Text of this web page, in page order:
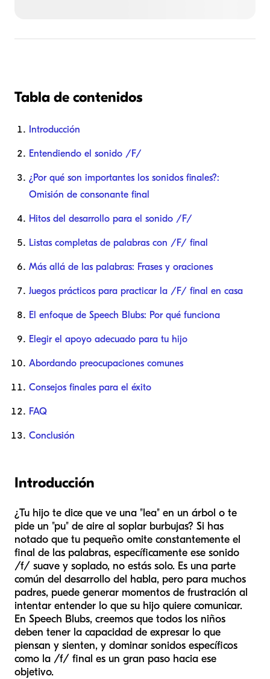
Tabla de contenidos
Introducción
Entendiendo el sonido /F/
¿Por qué son importantes los sonidos finales?:
Omisión de consonante final
Hitos del desarrollo para el sonido /F/
Listas completas de palabras con /F/ final
Más allá de las palabras: Frases y oraciones
Juegos prácticos para practicar la /F/ final en casa
El enfoque de Speech Blubs: Por qué funciona
Elegir el apoyo adecuado para tu hijo
Abordando preocupaciones comunes
Consejos finales para el éxito
FAQ
Conclusión
Introducción
¿Tu hijo te dice que ve una "lea" en un árbol o te
pide un "pu" de aire al soplar burbujas? Si has
notado que tu pequeño omite constantemente el
final de las palabras, específicamente ese sonido
/f/ suave y soplado, no estás solo. Es una parte
común del desarrollo del habla, pero para muchos
padres, puede generar momentos de frustración al
intentar entender lo que su hijo quiere comunicar.
En Speech Blubs, creemos que todos los niños
deben tener la capacidad de expresar lo que
piensan y sienten, y dominar sonidos específicos
como la /f/ final es un gran paso hacia ese
objetivo.